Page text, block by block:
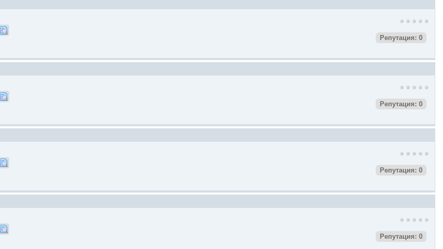
Репутация: 0
Репутация: 0
Репутация: 0
Репутация: 0